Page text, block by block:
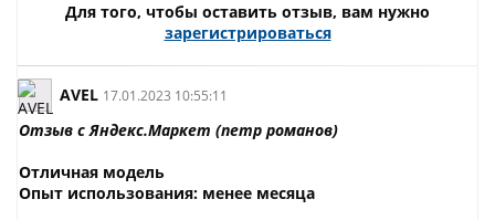
Для того, чтобы оставить отзыв, вам нужно
зарегистрироваться
AVEL 17.01.2023 10:55:11
Отзыв с Яндекс.Маркет (петр романов)
Отличная модель
Опыт использования: менее месяца